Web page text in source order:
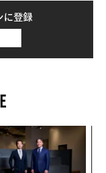
に登録